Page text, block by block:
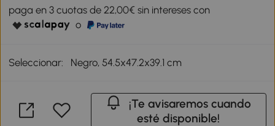
paga en 3 cuotas de 22,00€ sin intereses con
o
Seleccionar: Negro, 54.5x47.2x39.1 cm
¡Te avisaremos cuando
esté disponible!